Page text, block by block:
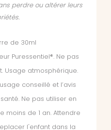
perdre ou altérer leurs
de 30ml
Puressentiel®. Ne pas
Usage atmosphérique.
conseillé et l’avis
Ne pas utiliser en
moins de 1 an. Attendre
l'enfant dans la